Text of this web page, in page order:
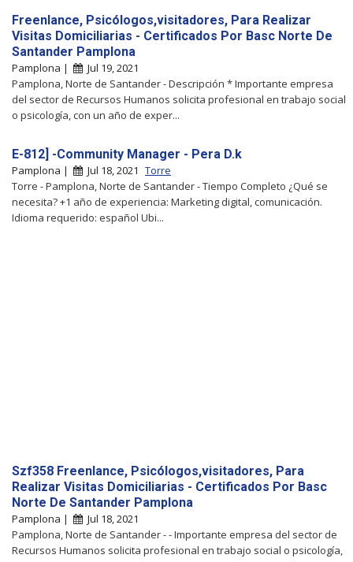
Freenlance, Psicólogos,visitadores, Para Realizar
Visitas Domiciliarias - Certificados Por Basc Norte De
Santander Pamplona
Pamplona |
Jul 19, 2021
Pamplona, Norte de Santander - Descripción * Importante empresa
del sector de Recursos Humanos solicita profesional en trabajo social
o psicología, con un año de exper...
E-812] -Community Manager - Pera D.k
Pamplona | Jul 18, 2021 Torre
Torre - Pamplona, Norte de Santander - Tiempo Completo ¿Qué se
necesita? +1 año de experiencia: Marketing digital, comunicación.
Idioma requerido: español Ubi...
Szf358 Freenlance, Psicólogos,visitadores, Para
Realizar Visitas Domiciliarias - Certificados Por Basc
Norte De Santander Pamplona
Pamplona |
Jul 18, 2021
Pamplona, Norte de Santander - - Importante empresa del sector de
Recursos Humanos solicita profesional en trabajo social o psicología,